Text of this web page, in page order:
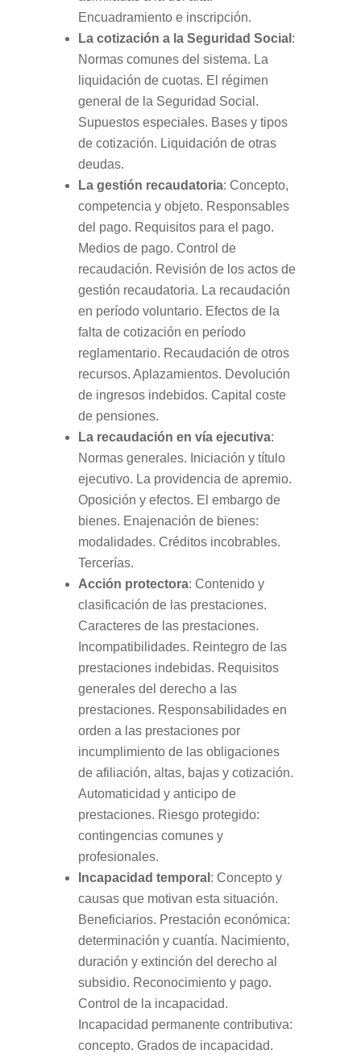
Encuadramiento e inscripción.
La cotización a la Seguridad Social :
Normas comunes del sistema. La
liquidación de cuotas. El régimen
general de la Seguridad Social.
Supuestos especiales. Bases y tipos
de cotización. Liquidación de otras
deudas.
La gestión recaudatoria: Concepto,
competencia y objeto. Responsables
del pago. Requisitos para el pago.
Medios de pago. Control de
recaudación. Revisión de los actos de
gestión recaudatoria. La recaudación
en período voluntario. Efectos de la
falta de cotización en período
reglamentario. Recaudación de otros
recursos. Aplazamientos. Devolución
de ingresos indebidos. Capital coste
de pensiones.
La recaudación en vía ejecutiva:
Normas generales. Iniciación y título
ejecutivo. La providencia de apremio.
Oposición y efectos. El embargo de
bienes. Enajenación de bienes:
modalidades. Créditos incobrables.
Tercerías.
Acción protectora: Contenido y
clasificación de las prestaciones.
Caracteres de las prestaciones.
Incompatibilidades. Reintegro de las
prestaciones indebidas. Requisitos
generales del derecho a las
prestaciones. Responsabilidades en
orden a las prestaciones por
incumplimiento de las obligaciones
de afiliación, altas, bajas y cotización.
Automaticidad y anticipo de
prestaciones. Riesgo protegido:
contingencias comunes y
profesionales.
Incapacidad temporal : Concepto y
causas que motivan esta situación.
Beneficiarios. Prestación económica:
determinación y cuantía. Nacimiento,
duración y extinción del derecho al
subsidio. Reconocimiento y pago.
Control de la incapacidad.
Incapacidad permanente contributiva:
concepto. Grados de incapacidad.